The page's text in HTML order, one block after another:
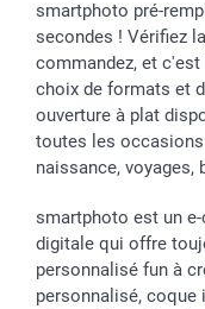
smartphoto pré-
secondes ! Vérifiez
commandez, et c'est
choix de formats et
ouverture à plat
toutes les
naissance, voyages,
smartphoto est un
digitale qui offre
personnalisé fun à
personnalisé, coque